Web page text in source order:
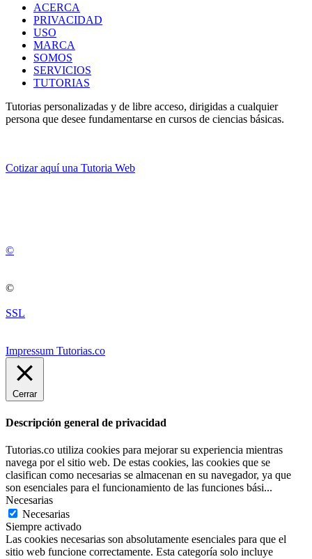
ACERCA
PRIVACIDAD
USO
MARCA
SOMOS
SERVICIOS
TUTORIAS
Tutorias personalizadas y de libre acceso, dirigidas a cualquier
persona que desee fundamentarse en cursos de ciencias básicas.
Cotizar aquí una Tutoria Web
©
©
SSL
Impressum Tutorias.co
Cerrar
Descripción general de privacidad
Tutorias.co utiliza cookies para mejorar su experiencia mientras
navega por el sitio web. De estas cookies, las cookies que se
clasifican como necesarias se almacenan en su navegador, ya que
son esenciales para el funcionamiento de las funciones bási...
Necesarias
Necesarias
Siempre activado
Las cookies necesarias son absolutamente esenciales para que el
sitio web funcione correctamente. Esta categoría solo incluye